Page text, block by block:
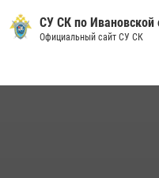
схожий с гранатой
10 июля 2026, 09:29 1
упаковок масла
СУ СК по Ивановской
Официальный сайт СУ СК